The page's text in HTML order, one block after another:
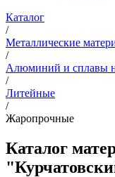
Каталог
/
Металлические
/
Алюминий и сплавы
/
Литейные
/
Жаропрочные
Каталог